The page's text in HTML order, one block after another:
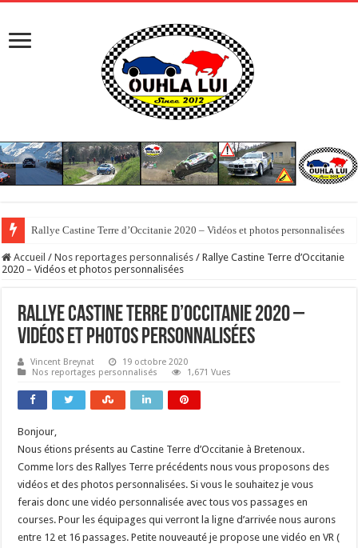
Rallye Castine Terre d’Occitanie 2020 – Vidéos et photos personnalisées
Reportages vidéo et photos personnalisées – Rallye des Vallons Ardéchois
Accueil / Nos reportages personnalisés / Rallye Castine Terre d’Occitanie
2020 – Vidéos et photos personnalisées
Rallye Castine Terre d’Occitanie 2020 –
Vidéos et photos personnalisées
Vincent Breynat
19 octobre 2020
Nos reportages personnalisés
1,671 Vues
Bonjour,
Nous étions présents au Castine Terre d’Occitanie à Bretenoux.
Comme lors des Rallyes Terre précédents nous vous proposons des
vidéos et des photos personnalisées. Si vous le souhaitez je vous
ferais donc une vidéo personnalisée avec tous vos passages en
courses. Pour les équipages qui verront la ligne d’arrivée nous aurons
entre 12 et 16 passages. Petite nouveauté je propose une vidéo en VR (